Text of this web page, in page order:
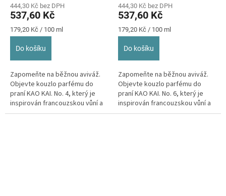
444,30 Kč bez DPH
537,60 Kč
Měrná
cena:
179,20 Kč / 100 ml
Do košíku
Zapomeňte na běžnou aviváž.
Objevte kouzlo parfému do
praní KAO KAI. No. 4, který je
inspirován francouzskou vůní a
je vyroben s ohledem...
444,30 Kč bez DPH
537,60 Kč
Měrná
cena:
179,20 Kč / 100 ml
Do košíku
Zapomeňte na běžnou aviváž.
Objevte kouzlo parfému do
praní KAO KAI. No. 6, který je
inspirován francouzskou vůní a
je vyroben s ohledem...